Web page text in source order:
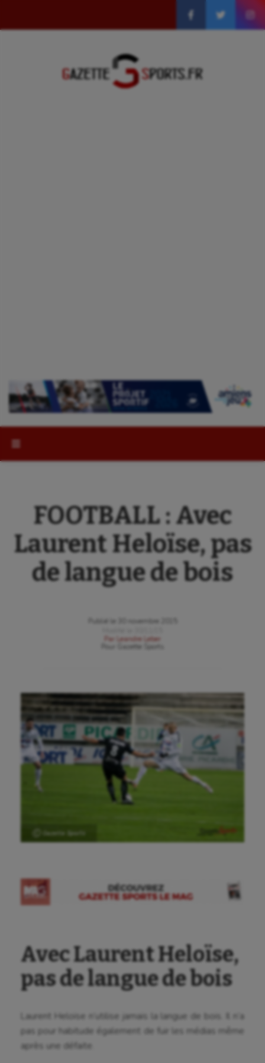
FOOTBALL : Avec
Laurent Heloïse, pas
de langue de bois
Publié le
30 novembre 2015
Par
Leandre Leber
Gazette Sports
Ⓒ Gazette Sports
Avec Laurent Heloïse,
pas de langue de bois
Laurent Heloïse n’utilise jamais la langue de bois. Il n’a
pas pour habitude également de fuir les médias même
après une défaite.